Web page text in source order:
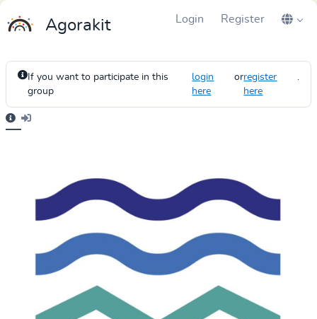
Agorakit Login Register
If you want to participate in this
group
login
here
orregister
here
.